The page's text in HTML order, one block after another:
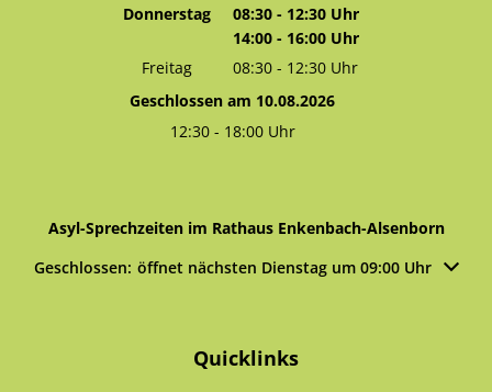
Von 08:30 bis 12:30 Uhr
Donnerstag 08:30- 12:30Uhr
Von 08:30 bis 12:30 Uhr
14:00- 16:00Uhr
Von 14:00 bis 16:00 Uhr
Freitag 08:30 - 12:30 Uhr
Von 08:30 bis 12:30 Uhr
Geschlossen am 10.08.2026
12:30- 18:00Uhr
Asyl-Sprechzeiten im Rathaus Enkenbach-Alsenborn
Klicken, um weitere Öffnungs- oder Schließzeiten
Geschlossen: öffnet nächsten Dienstag um 09:00 Uhr
Quicklinks